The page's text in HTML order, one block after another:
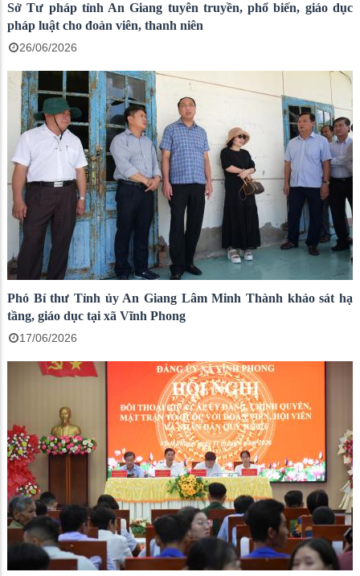
Sở Tư pháp tỉnh An Giang tuyên truyền, phổ biến, giáo dục
pháp luật cho đoàn viên, thanh niên
26/06/2026
Phó Bí thư Tỉnh ủy An Giang Lâm Minh Thành khảo sát hạ
tầng, giáo dục tại xã Vĩnh Phong
17/06/2026